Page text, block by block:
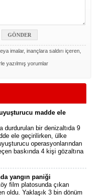
imalar, inançlara saldırı içeren,
yazılmış yorumlar
madde ele
durdurulan bir denizaltıda 9
ele geçirilirken, ülke
operasyonlarından
baskında 4 kişi gözaltına
yangın paniği
film platosunda çıkan
oldu. Yaklaşık 3 bin dönüm